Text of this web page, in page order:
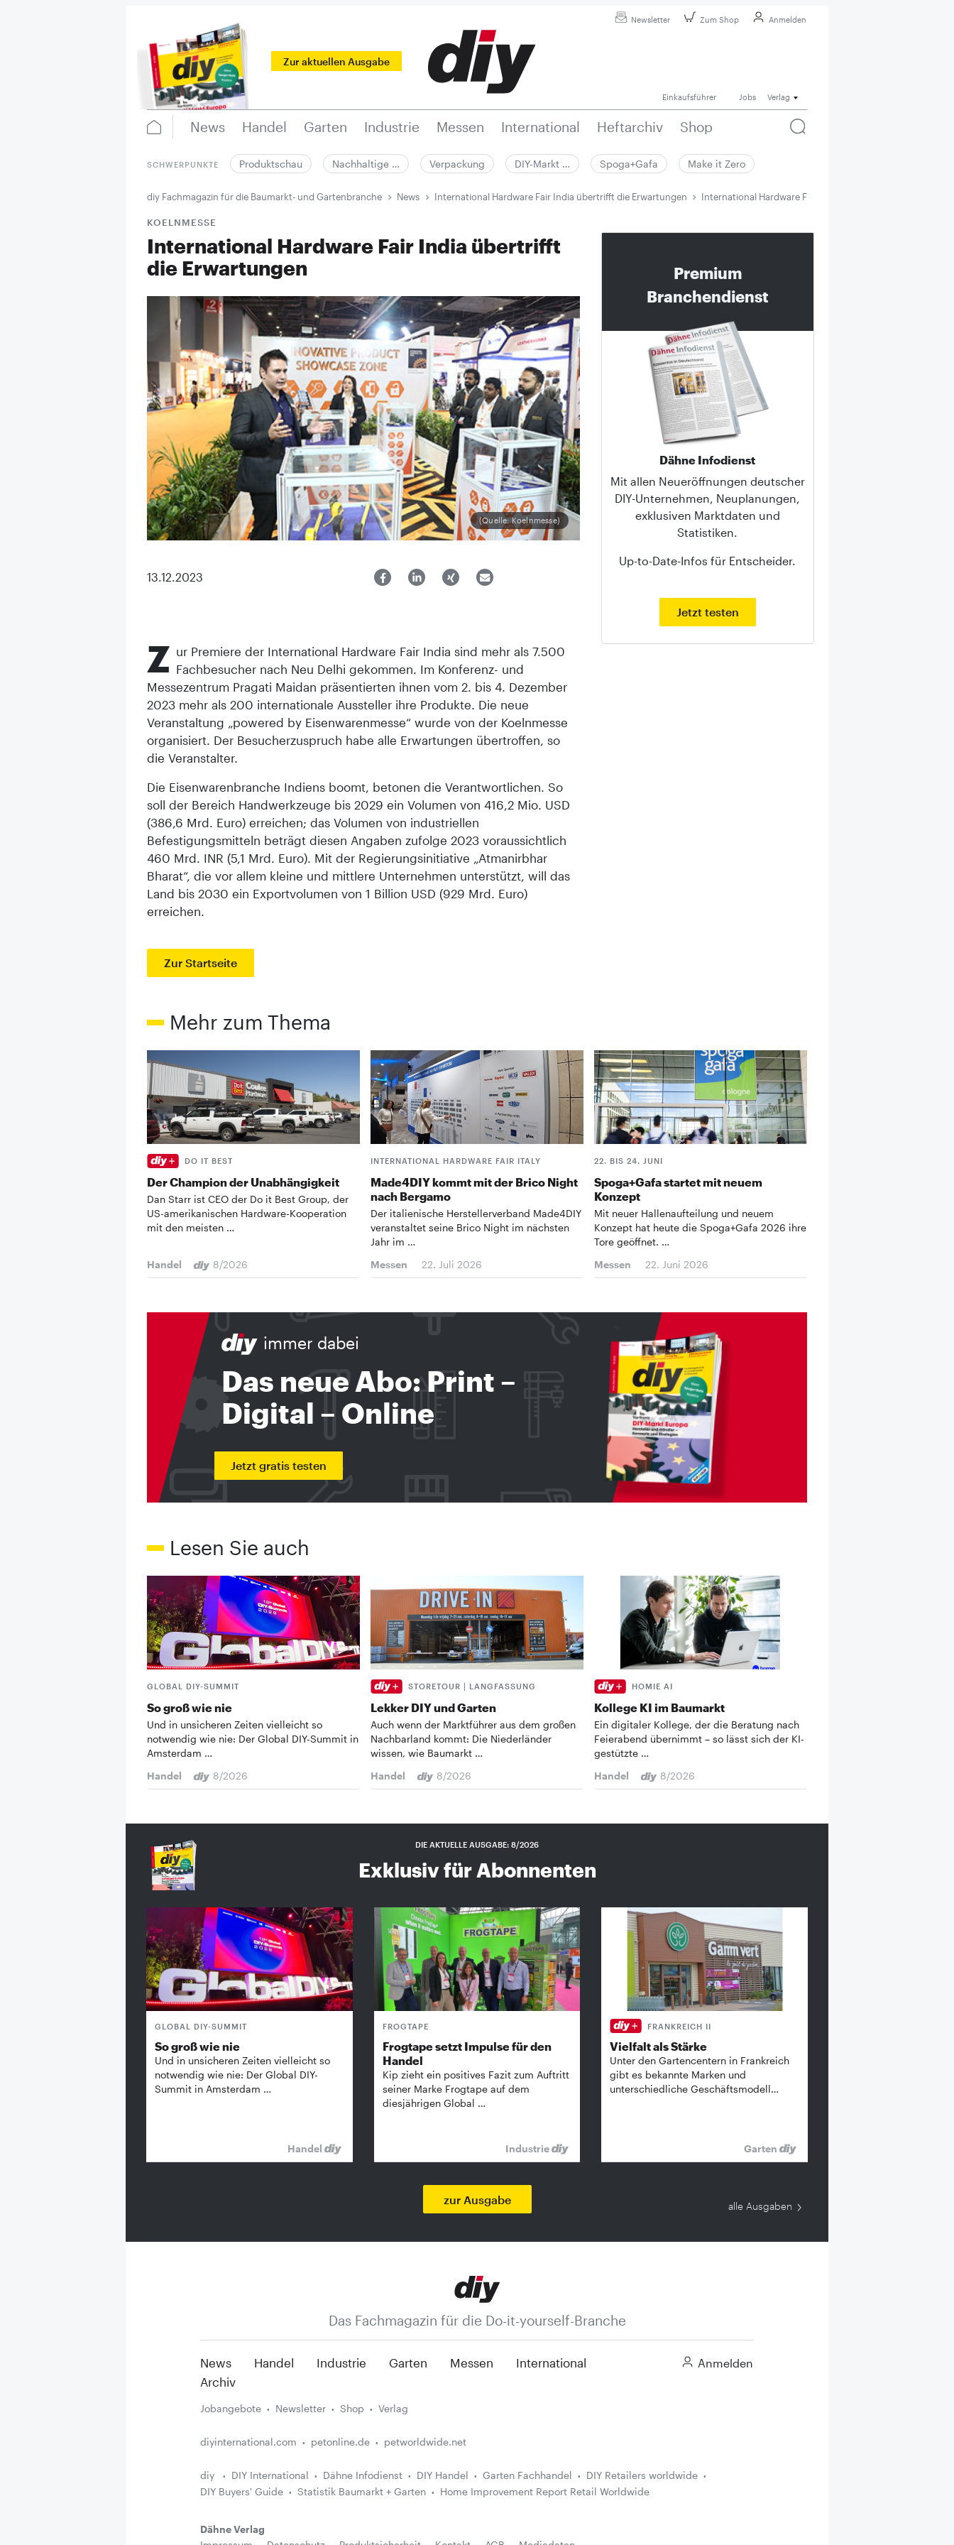
Newsletter Zum Shop Anmelden
Zur aktuellen Ausgabe
Einkaufsführer Jobs Verlag
News Handel Garten Industrie Messen International Heftarchiv Shop
SCHWERPUNKTE Produktschau Nachhaltige … Verpackung DIY-Markt … Spoga+Gafa Make it Zero
diy Fachmagazin für die Baumarkt- und Gartenbranche News International Hardware Fair India übertrifft die Erwartungen International Hardware Fair India übertrifft die Erwartungen
KOELNMESSE
International Hardware Fair India übertrifft
die Erwartungen
(Quelle: Koelnmesse)
13.12.2023
Z ur Premiere der International Hardware Fair India sind mehr als 7.500
Fachbesucher nach Neu Delhi gekommen. Im Konferenz- und
Messezentrum Pragati Maidan präsentierten ihnen vom 2. bis 4. Dezember
2023 mehr als 200 internationale Aussteller ihre Produkte. Die neue
Veranstaltung „powered by Eisenwarenmesse“ wurde von der Koelnmesse
organisiert. Der Besucherzuspruch habe alle Erwartungen übertroffen, so
die Veranstalter.
Die Eisenwarenbranche Indiens boomt, betonen die Verantwortlichen. So
soll der Bereich Handwerkzeuge bis 2029 ein Volumen von 416,2 Mio. USD
(386,6 Mrd. Euro) erreichen; das Volumen von industriellen
Befestigungsmitteln beträgt diesen Angaben zufolge 2023 voraussichtlich
460 Mrd. INR (5,1 Mrd. Euro). Mit der Regierungsinitiative „Atmanirbhar
Bharat“, die vor allem kleine und mittlere Unternehmen unterstützt, will das
Land bis 2030 ein Exportvolumen von 1 Billion USD (929 Mrd. Euro)
erreichen.
Zur Startseite
Premium
Branchendienst
Dähne Infodienst
Mit allen Neueröffnungen deutscher
DIY-Unternehmen, Neuplanungen,
exklusiven Marktdaten und
Statistiken.
Up-to-Date-Infos für Entscheider.
Jetzt testen
Mehr zum Thema
DO IT BEST
Der Champion der Unabhängigkeit
Dan Starr ist CEO der Do it Best Group, der
US-amerikanischen Hardware-Kooperation
mit den meisten …
Handel 8/2026
INTERNATIONAL HARDWARE FAIR ITALY
Made4DIY kommt mit der Brico Night
nach Bergamo
Der italienische Herstellerverband Made4DIY
veranstaltet seine Brico Night im nächsten
Jahr im …
Messen
22. Juli 2026
22. BIS 24. JUNI
Spoga+Gafa startet mit neuem
Konzept
Mit neuer Hallenaufteilung und neuem
Konzept hat heute die Spoga+Gafa 2026 ihre
Tore geöffnet. …
Messen
22. Juni 2026
immer dabei
Das neue Abo: Print –
Digital – Online
Jetzt gratis testen
Lesen Sie auch
GLOBAL DIY-SUMMIT
So groß wie nie
Und in unsicheren Zeiten vielleicht so
notwendig wie nie: Der Global DIY-Summit in
Amsterdam …
Handel
8/2026
STORETOUR | LANGFASSUNG
Lekker DIY und Garten
Auch wenn der Marktführer aus dem großen
Nachbarland kommt: Die Niederländer
wissen, wie Baumarkt …
Handel
8/2026
HOMIE AI
Kollege KI im Baumarkt
Ein digitaler Kollege, der die Beratung nach
Feierabend übernimmt – so lässt sich der KI-
gestützte …
Handel
8/2026
DIE AKTUELLE AUSGABE: 8/2026
Exklusiv für Abonnenten
GLOBAL DIY-SUMMIT
So groß wie nie
Und in unsicheren Zeiten vielleicht so
notwendig wie nie: Der Global DIY-
Summit in Amsterdam …
Handel
FROGTAPE
Frogtape setzt Impulse für den
Handel
Kip zieht ein positives Fazit zum Auftritt
seiner Marke Frogtape auf dem
diesjährigen Global …
Industrie
FRANKREICH II
Vielfalt als Stärke
Unter den Gartencentern in Frankreich
gibt es bekannte ­Marken und
unterschiedliche Geschäftsmodell…
Garten
zur Ausgabe
alle Ausgaben
Das Fachmagazin für die Do-it-yourself-Branche
News Handel Industrie Garten Messen
International
Archiv
Anmelden
Jobangebote Newsletter Shop Verlag
diyinternational.com petonline.de petworldwide.net
diy DIY International Dähne Infodienst DIY Handel Garten Fachhandel
DIY Retailers worldwide
DIY Buyers' Guide
Statistik Baumarkt + Garten Home Improvement Report Retail Worldwide
Dähne Verlag